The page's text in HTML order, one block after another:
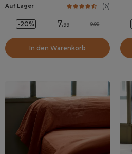
Auf Lager (6)
-20% 7.99 9.99
In den Warenkorb